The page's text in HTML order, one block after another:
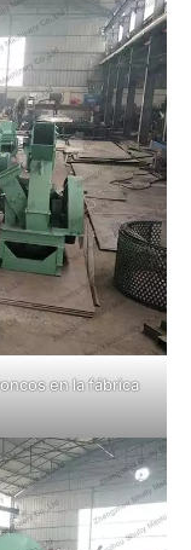
en la fábrica